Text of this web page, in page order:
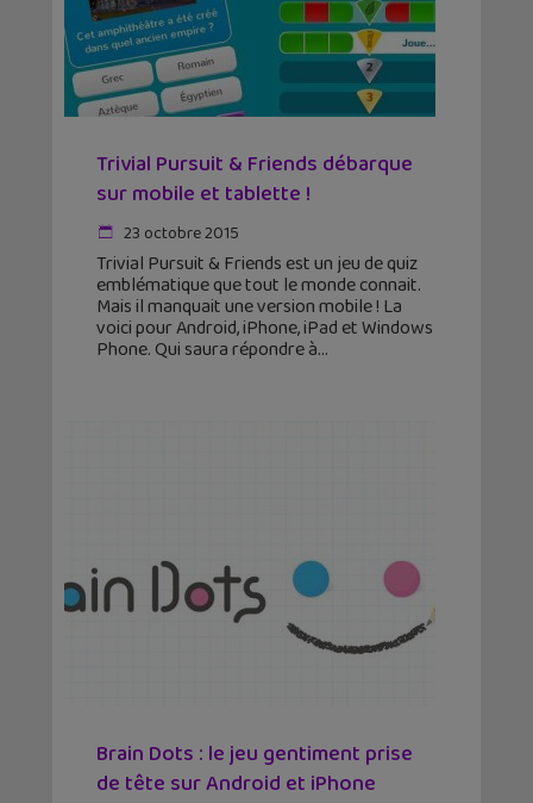
Trivial Pursuit & Friends débarque
sur mobile et tablette !
23 octobre 2015
Trivial Pursuit & Friends est un jeu de quiz
emblématique que tout le monde connait.
Mais il manquait une version mobile ! La
voici pour Android, iPhone, iPad et Windows
Phone. Qui saura répondre à
Brain Dots : le jeu gentiment prise
de tête sur Android et iPhone